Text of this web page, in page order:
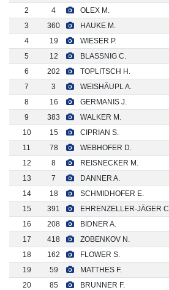
2
4 OLEX M.
3
360 HAUKE M.
4
19 WIESER P.
5
12 BLASSNIG C.
6
202 TOPLITSCH H.
7
3 WEISHÄUPL A.
8
16 GERMANIS J.
9
383 WALKER M.
10
15 CIPRIAN S.
11
78 WEBHOFER D.
12
8 REISNECKER M.
13
7 DANNER A.
14
18 SCHMIDHOFER E.
15
391 EHRENZELLER-JÄGER C.
16
208 BIDNER A.
17
418 ZOBENKOV N.
18
162 FLOWER S.
19
59 MATTHES F.
20
85 BRUNNER F.